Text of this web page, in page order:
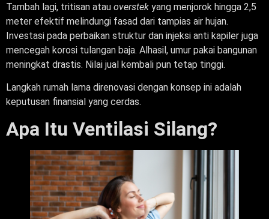
Tambah lagi, tritisan atau overstek yang menjorok hingga 2,5
meter efektif melindungi fasad dari tampias air hujan.
Investasi pada perbaikan struktur dan injeksi anti kapiler juga
mencegah korosi tulangan baja. Alhasil, umur pakai bangunan
meningkat drastis. Nilai jual kembali pun tetap tinggi.
Langkah rumah lama direnovasi dengan konsep ini adalah
keputusan finansial yang cerdas.
Apa Itu Ventilasi Silang?